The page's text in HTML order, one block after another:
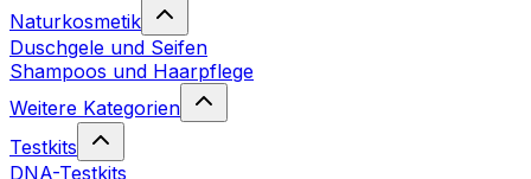
Naturkosmetik
Duschgele und Seifen
Shampoos und Haarpflege
Weitere Kategorien
Testkits
DNA-Testkits